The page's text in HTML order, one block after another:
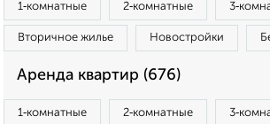
1‑комнатные 2‑комнатные
Вторичное жилье Новостройки
Аренда квартир (676)
1‑комнатные 2‑комнатные